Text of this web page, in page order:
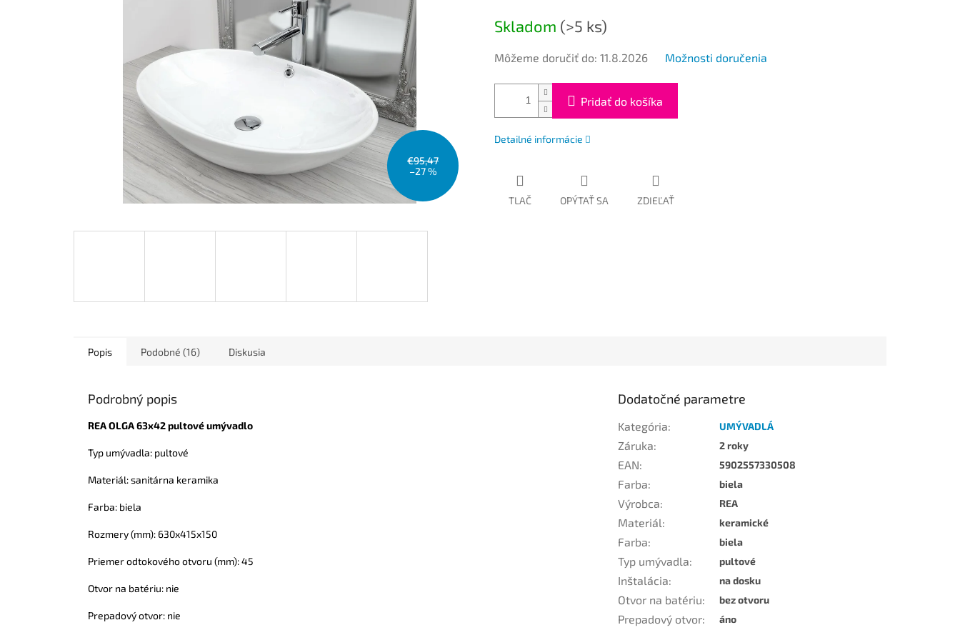
€95,47
–27 %
Skladom (>5 ks)
Môžeme doručiť do: 11.8.2026 Možnosti doručenia
Pridať do košíka
Detailné informácie
TLAČ OPÝTAŤ SA ZDIEĽAŤ
Popis Podobné (16) Diskusia
Podrobný popis
REA OLGA 63x42 pultové umývadlo
Typ umývadla: pultové
Materiál: sanitárna keramika
Farba: biela
Rozmery (mm): 630x415x150
Priemer odtokového otvoru (mm): 45
Otvor na batériu: nie
Prepadový otvor: nie
Dodatočné parametre
Kategória: UMÝVADLÁ
Záruka: 2 roky
EAN: 5902557330508
Farba: biela
Výrobca: REA
Materiál: keramické
Farba: biela
Typ umývadla: pultové
Inštalácia: na dosku
Otvor na batériu: bez otvoru
Prepadový otvor: áno